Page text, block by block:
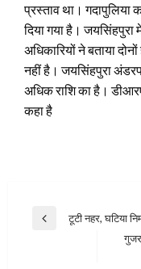
प्रस्ताव था। गदापुलिया
दिया गया है।
अधिकारियों ने बताया
नहीं है। जयसिंहपुरा
अधिक राशि का है।
कहा है
Post
Previous
टूटी नहर, घटिया